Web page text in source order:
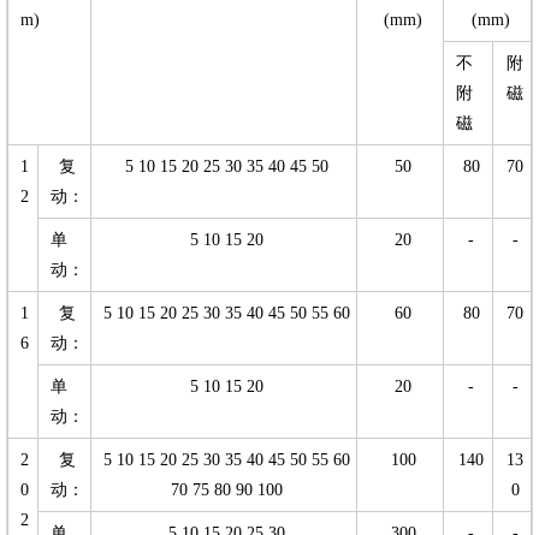
m)
(mm)
(mm)
不
附
磁
附
磁
1
2
复
动：
5 10 15 20 25 30 35 40 45 50 50 80 70
单
动：
5 10 15 20 20 - -
1
6
复
动：
5 10 15 20 25 30 35 40 45 50 55 60 60 80 70
单
动：
5 10 15 20 20 - -
2
0
2
复
动：
5 10 15 20 25 30 35 40 45 50 55 60
70 75 80 90 100
100 140
13
0